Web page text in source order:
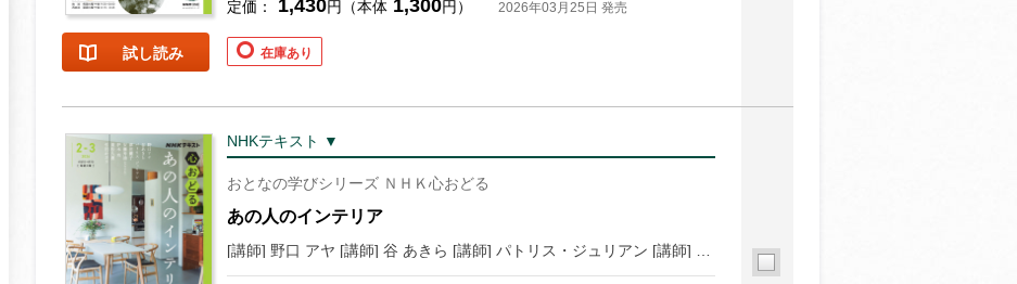
試し読み
定価： 1,430円（本体 1,300円） 2026年03月25日 発売
在庫あり
NHKテキスト ▼
おとなの学びシリーズ ＮＨＫ心おどる
あの人のインテリア